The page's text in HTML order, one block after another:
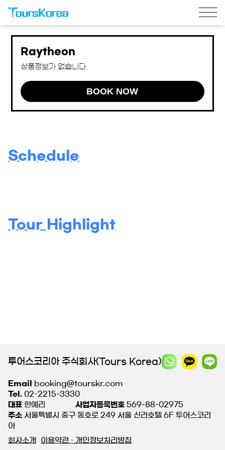
Raytheon
상품정보가 없습니다.
BOOK NOW
Schedule
Tour Highlight
투어스코리아 주식회사(Tours Korea)
Email
booking@tourskr.com
Tel. 02-2215-3330
대표 한예리 사업자등록번호 569-88-02975
주소 서울특별시 중구 동호로 249 서울 신라호텔 6F 투어스코리
아
회사소개
이용약관 · 개인정보처리방침